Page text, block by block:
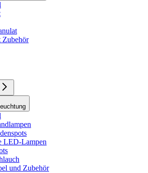
Zubehör
LED-Lampen
und Zubehör